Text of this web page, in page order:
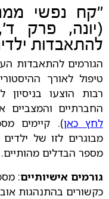
"קח נפשי
להתאבדות
הגורמים להתאבדות
טיפול לאורך
רבות הוצעו בניסיון
החברתיים
לחץ כאן). קיימים
מבוגרים לזו של
מספר הבדלים מהותיים.
גורמים אישיותיים:
כקשורים בהתנהגות